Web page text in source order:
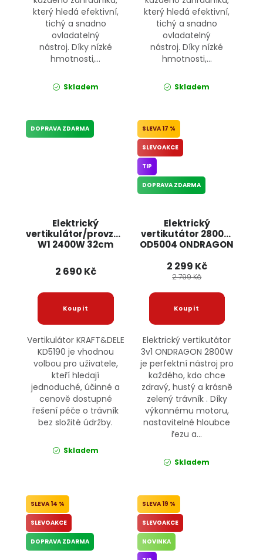
který hledá efektivní,
tichý a snadno
ovladatelný
nástroj. Díky nízké
hmotnosti,...
Skladem
který hledá efektivní,
tichý a snadno
ovladatelný
nástroj. Díky nízké
hmotnosti,...
Skladem
Elektrický
vertikulátor/provzdušňovač
W1 2400W 32cm
DOPRAVA ZDARMA
2 690 Kč
Vertikulátor KRAFT&DELE
KD5190 je vhodnou
volbou pro uživatele,
kteří hledají
jednoduché, účinné a
cenově dostupné
řešení péče o trávník
bez složité údržby.
Skladem
Elektrický
vertikutátor 2800W
OD5004 ONDRAGON
17 %
SLEVOAKCE
TIP
DOPRAVA ZDARMA
2 299 Kč
2 799 Kč
Elektrický vertikutátor
3v1 ONDRAGON 2800W
je perfektní nástroj pro
každého, kdo chce
zdravý, hustý a krásně
zelený trávník . Díky
výkonnému motoru,
nastavitelné hloubce
řezu a...
Skladem
14 %
SLEVOAKCE
DOPRAVA ZDARMA
19 %
SLEVOAKCE
NOVINKA